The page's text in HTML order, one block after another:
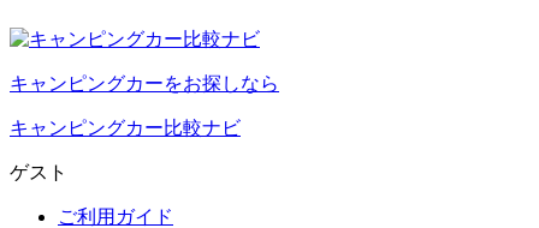
キャンピングカーをお探しなら
キャンピングカー比較ナビ
ゲスト
ご利用ガイド